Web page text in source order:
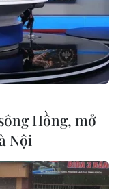
Hồng, mở
Nội